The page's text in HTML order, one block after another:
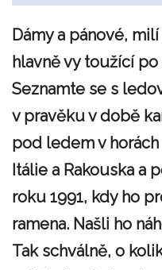
Dámy a pánové,
hlavně vy toužící po
Seznamte se s
v pravěku v době
pod ledem v
Itálie a Rakouska a
roku 1991, kdy ho
ramena. Našli ho
Tak schválně, o